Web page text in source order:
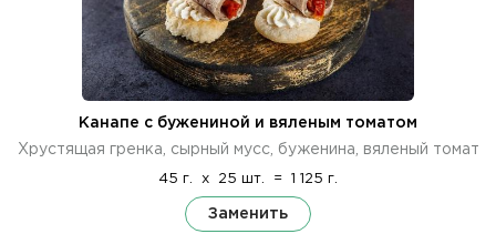
Канапе с бужениной и вяленым томатом
Хрустящая гренка, сырный мусс, буженина, вяленый томат
45 г. x 25 шт. = 1 125 г.
Заменить